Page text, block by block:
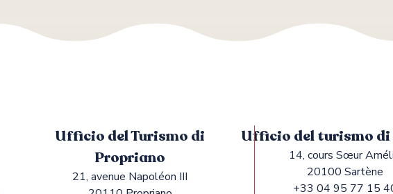
Ufficio del Turismo di
Propriano
21, avenue Napoléon III
Ufficio del turismo di
14, cours Sœur
20100 Sartène
+33 04 95 77 15